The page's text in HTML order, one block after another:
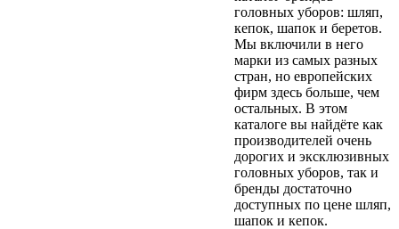
головных уборов: шляп,
кепок, шапок и беретов.
Мы включили в него
марки из самых разных
стран, но европейских
фирм здесь больше, чем
остальных. В этом
каталоге вы найдёте как
производителей очень
дорогих и эксклюзивных
головных уборов, так и
бренды достаточно
доступных по цене шляп,
шапок и кепок.